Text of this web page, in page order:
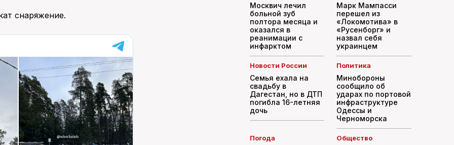
снаряжение.
Москвич лечил
больной зуб
полтора месяца и
оказался в
реанимации с
инфарктом
Марк Мампасси
перешел из
«Локомотива» в
«Русенборг» и
назвал себя
украинцем
Новости России
Семья ехала на
свадьбу в
Дагестан, но в ДТП
погибла 16-летняя
дочь
Политика
Минобороны
сообщило об
ударах по портовой
инфраструктуре
Одессы и
Черноморска
Погода Общество